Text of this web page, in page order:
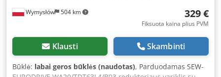
Wymysłów 504 km 329 €
Fiksuota kaina plius PVM
Klausti Skambinti
Būklė: labai geros būklės (naudotas), Parduodamas SEW-